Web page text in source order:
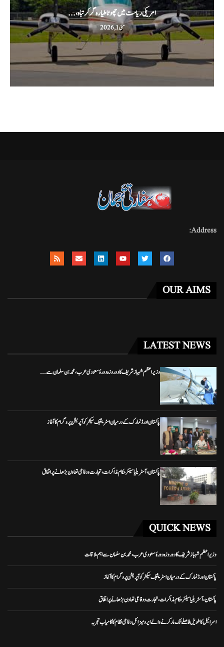
امریکی ریاست میں چھوٹا طیارہ گر کر تباہ،...
مئی 1, 2026
Address:
OUR AIMS
LATEST NEWS
وزیراعظم شہباز شریف کا دو روزہ دورۂ سعودی عرب، محمد بن سلمان سے...
پاکستان اور ڈنمارک کے درمیان اسٹریٹجک سیکٹر کوآپریشن پروگرام کا آغاز
پاکستان، آسٹریلیا سینئر حکام مذاکرات، تجارت و دفاعی تعاون بڑھانے پر اتفاق
QUICK NEWS
وزیراعظم شہباز شریف کا دو روزہ دورۂ سعودی عرب، محمد بن سلمان سے اہم ملاقات
پاکستان اور ڈنمارک کے درمیان اسٹریٹجک سیکٹر کوآپریشن پروگرام کا آغاز
پاکستان، آسٹریلیا سینئر حکام مذاکرات، تجارت و دفاعی تعاون بڑھانے پر اتفاق
اسرائیل کا طویل فاصلے تک مار کرنے والے ایرو میزائل دفاعی نظام کا کامیاب تجربہ